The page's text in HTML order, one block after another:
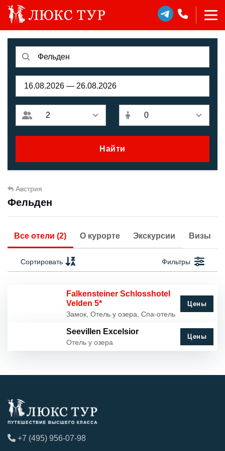
Найти
Австрия
Фельден
Все отели (2) О курорте Экскурсии Визы
Сортировать Фильтры
Falkensteiner Schlosshotel
Velden 5*
Замок, Отель у озера, Спа-отель
Цены
Seevillen Excelsior
Отель у озера
Цены
+7 (495) 956-07-98